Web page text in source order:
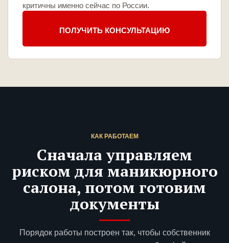
критичны именно сейчас по России.
ПОЛУЧИТЬ КОНСУЛЬТАЦИЮ
КАК РАБОТАЕМ
Сначала управляем
риском для маникюрного
салона, потом готовим
документы
Порядок работы построен так, чтобы собственник